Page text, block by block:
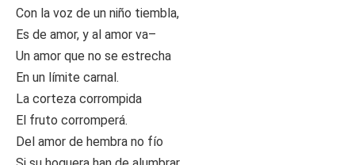
Con la voz de un niño tiembla,
Es de amor, y al amor va–
Un amor que no se estrecha
En un límite carnal.
La corteza corrompida
El fruto corromperá.
Del amor de hembra no fío